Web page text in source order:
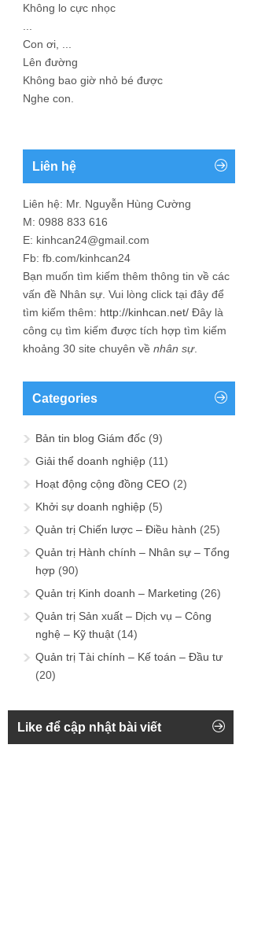
Không lo cực nhọc
Con ơi, ...
Lên đường
Không bao giờ nhỏ bé được
Nghe con.
Liên hệ
Liên hệ: Mr. Nguyễn Hùng Cường
M: 0988 833 616
E: kinhcan24@gmail.com
Fb: fb.com/kinhcan24
Bạn muốn tìm kiếm thêm thông tin về các
vấn đề Nhân sự . Vui lòng click tại đây để
tìm kiếm thêm: http://kinhcan.net/ Đây là
công cụ tìm kiếm được tích hợp tìm kiếm
khoảng 30 site chuyên về nhân sự.
Categories
Bản tin blog Giám đốc (9)
Giải thể doanh nghiệp (11)
Hoạt động cộng đồng CEO (2)
Khởi sự doanh nghiệp (5)
Quản trị Chiến lược – Điều hành (25)
Quản trị Hành chính – Nhân sự – Tổng
hợp (90)
Quản trị Kinh doanh – Marketing (26)
Quản trị Sản xuất – Dịch vụ – Công
nghệ – Kỹ thuật (14)
Quản trị Tài chính – Kế toán – Đầu tư
(20)
Like để cập nhật bài viết